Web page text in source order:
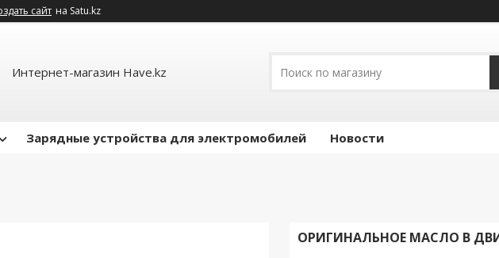
сайт на Satu.kz
Интернет-магазин Have.kz
Зарядные устройства для электромобилей Новости
ОРИГИНАЛЬНОЕ МАСЛО В